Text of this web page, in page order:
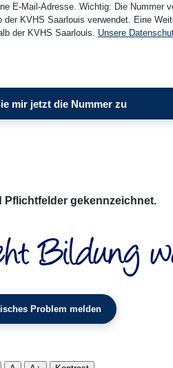
E-Mail-Adresse. Wichtig: Die Nummer
KVHS Saarlouis verwendet. Eine
der KVHS Saarlouis. Unsere
Pflichtfelder gekennzeichnet.
Problem melden